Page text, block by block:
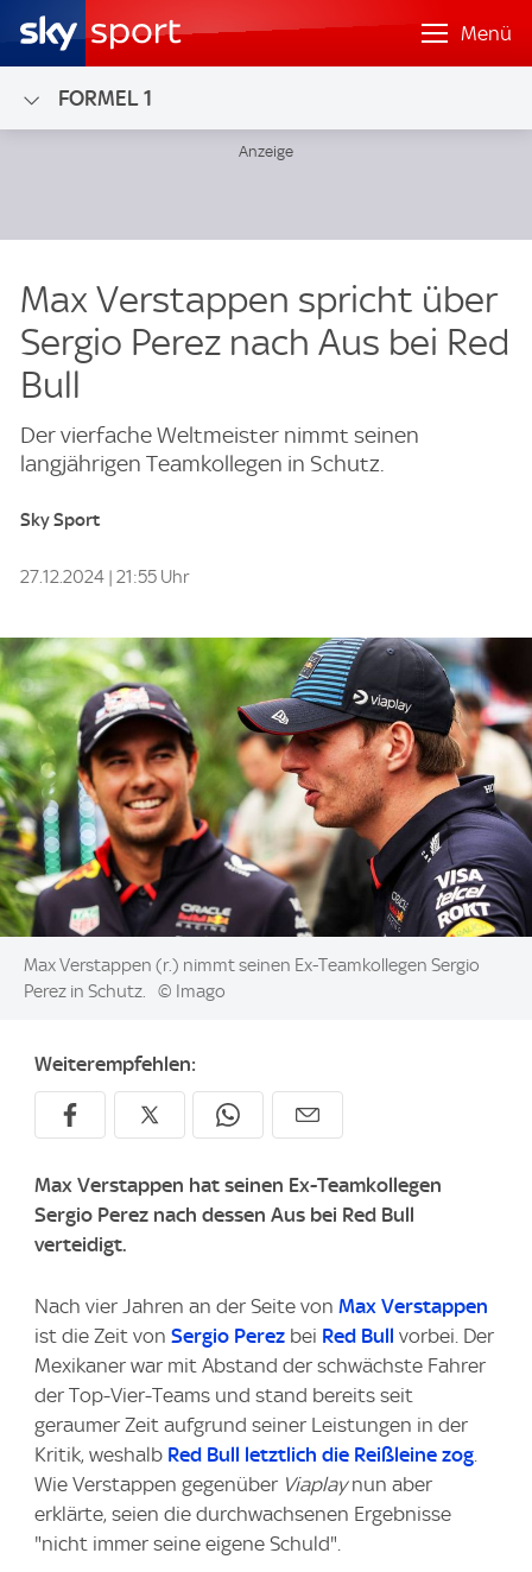
Menü
FORMEL 1
Max Verstappen spricht über
Sergio Perez nach Aus bei Red
Bull
Der vierfache Weltmeister nimmt seinen
langjährigen Teamkollegen in Schutz.
Sky Sport
27.12.2024 | 21:55 Uhr
Image:
Max Verstappen (r.) nimmt seinen Ex-Teamkollegen Sergio
Perez in Schutz.
© Imago
Weiterempfehlen:
Max Verstappen hat seinen Ex-Teamkollegen
Sergio Perez nach dessen Aus bei Red Bull
verteidigt.
Nach vier Jahren an der Seite von Max Verstappen
ist die Zeit von Sergio Perez bei Red Bull vorbei. Der
Mexikaner war mit Abstand der schwächste Fahrer
der Top-Vier-Teams und stand bereits seit
geraumer Zeit aufgrund seiner Leistungen in der
Kritik, weshalb Red Bull letztlich die Reißleine zog.
Wie Verstappen gegenüber Viaplaynun aber
erklärte, seien die durchwachsenen Ergebnisse
"nicht immer seine eigene Schuld".